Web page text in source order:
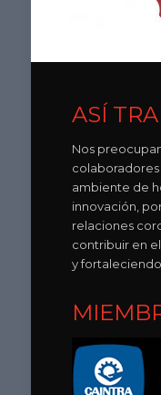
ASÍ
Nos
ambiente de
innovación,
relaciones
contribuir en
y